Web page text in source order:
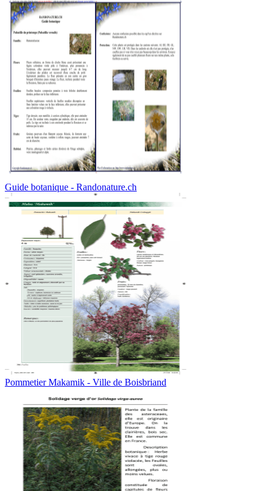
Guide botanique - Randonature.ch
Pommetier Makamik - Ville de Boisbriand